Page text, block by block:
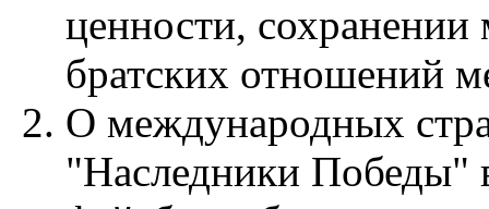
ценности,
братских отношений
О международных
"Наследники Победы"